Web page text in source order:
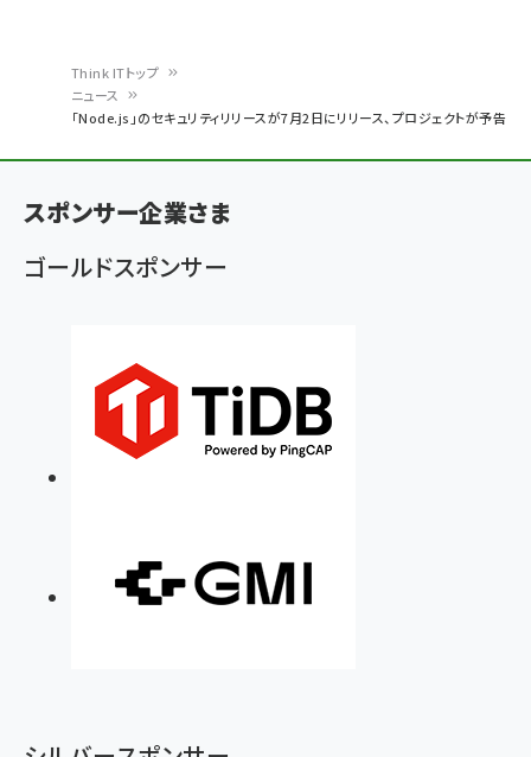
ン
く
ず
Think ITトップ
ニュース
「Node.js」のセキュリティリリースが7月2日にリリース、プロジェクトが予告
スポンサー企業さま
ゴールドスポンサー